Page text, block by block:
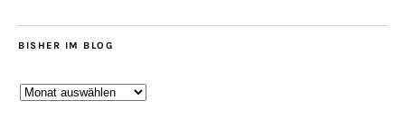
BISHER IM BLOG
Bisher